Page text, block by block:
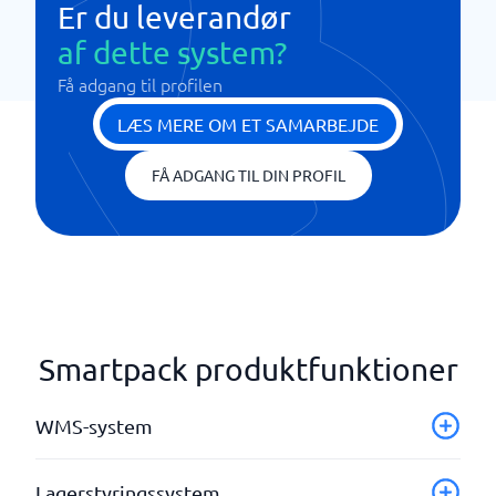
Er du leverandør
af dette system?
Få adgang til profilen
LÆS MERE OM ET SAMARBEJDE
FÅ ADGANG TIL DIN PROFIL
Smartpack produktfunktioner
WMS-system